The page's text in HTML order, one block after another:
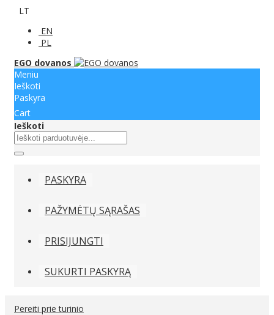
LT
EN
PL
EGO dovanos
Meniu
Ieškoti
Paskyra
Cart
Ieškoti
PASKYRA
PAŽYMĖTŲ SĄRAŠAS
PRISIJUNGTI
SUKURTI PASKYRĄ
Pereiti prie turinio